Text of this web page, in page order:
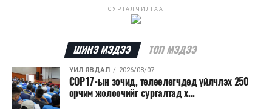
шатаасан гэх үндэслэлээр эрүүгийн хэрэг үүсгэн
шалтгааныг үргэлжлүүлэн тогтоож байгаа бөгөөд
аянгын улмаас үүсээгүй гэж үзэж байгаа аж.
Одоогоор АНУ даяар 13 мужид 90 гаруй томоохон ой,
хээрийн түймэр идэвхтэй үргэлжилж байгаагийн
СУРТАЛЧИЛГАА
ШИНЭ МЭДЭЭ ТОП МЭДЭЭ
ҮЙЛ ЯВДАЛ 2026/08/07
COP17-ын зочид, төлөөлөгчдөд үйлчлэх 250
орчим жолоочийг сургалтад х...